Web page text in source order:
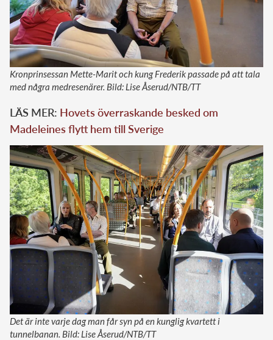
Kronprinsessan Mette-Marit och kung Frederik passade på att tala
med några medresenärer. Bild: Lise Åserud/NTB/TT
LÄS MER: Hovets överraskande besked om
Madeleines flytt hem till Sverige
Det är inte varje dag man får syn på en kunglig kvartett i
tunnelbanan. Bild: Lise Åserud/NTB/TT